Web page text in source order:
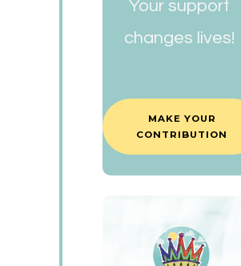
Your support
changes lives!
MAKE YOUR
CONTRIBUTION